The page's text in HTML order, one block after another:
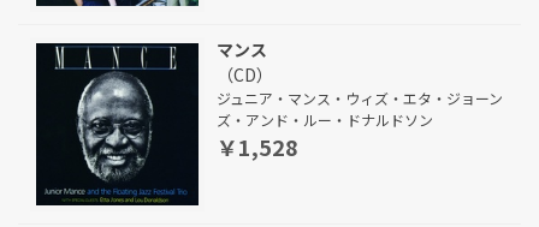
マンス
（CD）
ジュニア・マンス・ウィズ・エタ・ジョーン
ズ・アンド・ルー・ドナルドソン
￥1,528